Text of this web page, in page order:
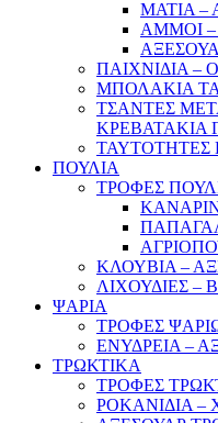
ΜΑΤΙΑ –
ΑΜΜΟΙ
ΠΑΙΧΝΙΔΙΑ –
ΜΠΟΛΑΚΙΑ
ΤΣΑΝΤΕΣ
ΚΡΕΒΑΤΑΚΙΑ
ΤΑΥΤΟΤΗΤΕΣ
ΠΟΥΛΙΑ
ΤΡΟΦΕΣ
ΚΛΟΥΒΙΑ –
ΛΙΧΟΥΔΙΕΣ –
ΨΑΡΙΑ
ΤΡΟΦΕΣ
ΕΝΥΔΡΕΙΑ –
ΤΡΩΚΤΙΚΑ
ΤΡΟΦΕΣ
ΡΟΚΑΝΙΔΙΑ –